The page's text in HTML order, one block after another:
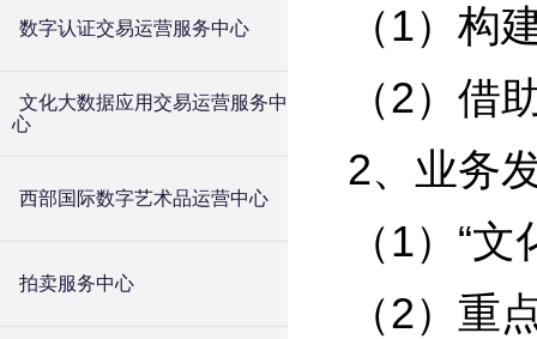
数字认证交易运营服务中心
文化大数据应用交易运营服务中
心
西部国际数字艺术品运营中心
拍卖服务中心
（1）构
（2）借
2、业务
（1）“
（2）重